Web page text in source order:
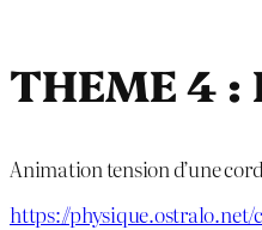
THEME 4 :
Animation tension d’une
https://physique.ostralo.net/